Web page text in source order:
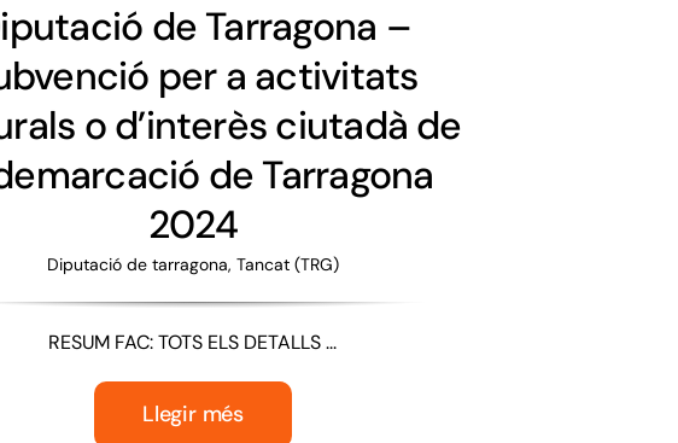
de Tarragona –
per a activitats
o d’interès ciutadà de
de Tarragona
2024
Diputació de tarragona, Tancat (TRG)
RESUM FAC: TOTS ELS DETALLS ...
Llegir més